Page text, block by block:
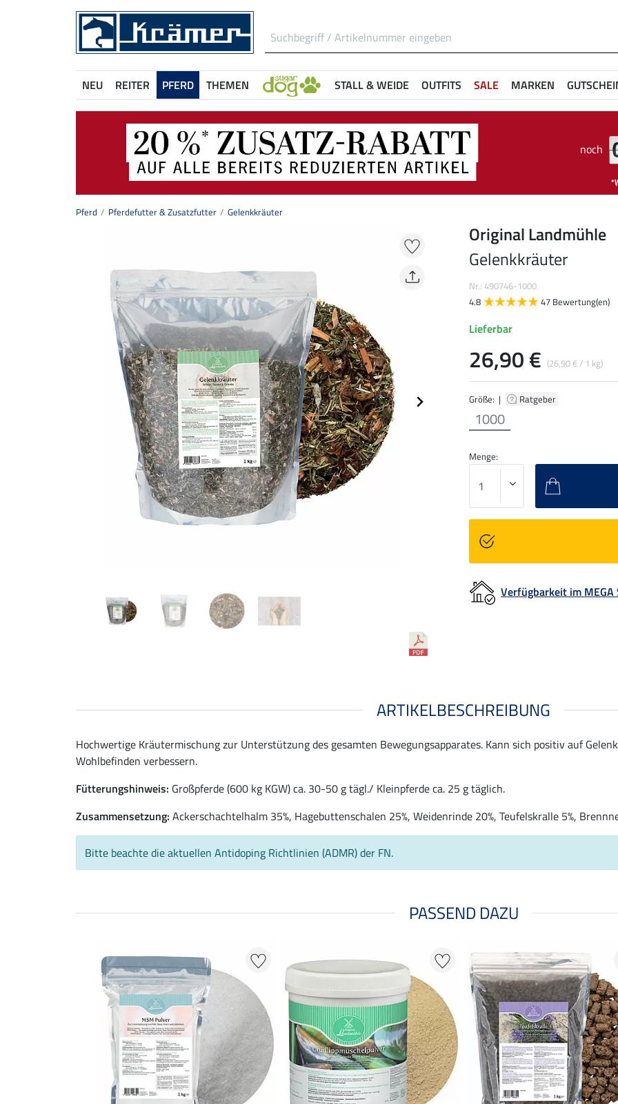
NEU REITER PFERD THEMEN STALL & WEIDE OUTFITS SALE MARKEN
noch
Pferd Pferdefutter & Zusatzfutter Gelenkkräuter
Größe: | Ratgeber
1000
Original Landmühle
Gelenkkräuter
Nr.: 490746-1000
4.8
47 Bewertung(en)
Lieferbar
26,90 € (26,90 € / 1 kg)
Menge:
Verfügbarkeit im MEGA
ARTIKELBESCHREIBUNG
Hochwertige Kräutermischung zur Unterstützung des gesamten Bewegungsapparates. Kann sich positiv auf
Wohlbefinden verbessern.
Fütterungshinweis: Großpferde (600 kg KGW) ca. 30-50 g tägl./ Kleinpferde ca. 25 g täglich.
Zusammensetzung: Ackerschachtelhalm 35%, Hagebuttenschalen 25%, Weidenrinde 20%, Teufelskralle 5%,
Bitte beachte die aktuellen Antidoping Richtlinien (ADMR) der FN.
PASSEND DAZU